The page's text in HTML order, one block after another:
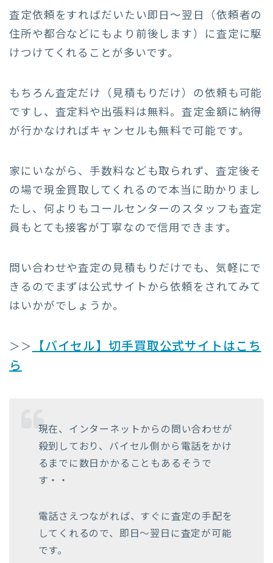
査定依頼をすればだいたい即日〜翌日（依頼者の
住所や都合などにもより前後します）に査定に駆
けつけてくれることが多いです。
もちろん査定だけ（見積もりだけ）の依頼も可能
ですし、査定料や出張料は無料。査定金額に納得
が行かなければキャンセルも無料で可能です。
家にいながら、手数料なども取られず、査定後そ
の場で現金買取してくれるので本当に助かりまし
たし、何よりもコールセンターのスタッフも査定
員もとても接客が丁寧なので信用できます。
問い合わせや査定の見積もりだけでも、気軽にで
きるのでまずは公式サイトから依頼をされてみて
はいかがでしょうか。
＞＞【バイセル】切手買取公式サイトはこち
ら
現在、インターネットからの問い合わせが
殺到しており、バイセル側から電話をかけ
るまでに数日かかることもあるそうで
す・・
電話さえつながれば、すぐに査定の手配を
してくれるので、即日〜翌日に査定が可能
です。